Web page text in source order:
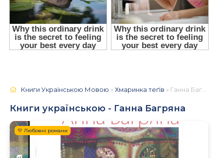
Книги Українською Мовою »Хмаринка теґів » Ганна Багряна
Книги українською - Ганна Багряна
💛 Любовні романи